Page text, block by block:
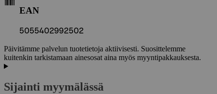
EAN
5055402992502
Päivitämme palvelun tuotetietoja aktiivisesti. Suosittelemme
kuitenkin tarkistamaan ainesosat aina myös myyntipakkauksesta.
Sijainti myymälässä